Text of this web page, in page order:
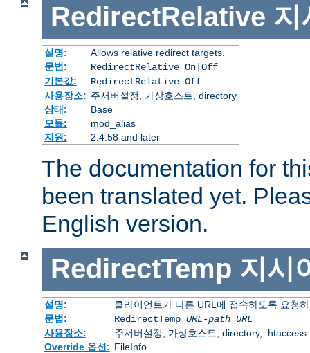
RedirectRelative 지
설명:
Allows relative redirect targets.
문법:
RedirectRelative On|Off
기본값:
RedirectRelative Off
사용장소: 주서버설정, 가상호스트, directory
상태:
Base
모듈:
mod_alias
지원:
2.4.58 and later
The documentation for
been translated yet.
English version.
RedirectTemp 지시
설명:
클라이언트가 다른 URL에 접속하도록 요청
문법:
RedirectTemp URL-path URL
사용장소:
주서버설정, 가상호스트, directory, .htaccess
Override 옵션: FileInfo